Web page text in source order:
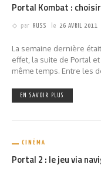
Portal Kombat :
par RUSS le 26 AVRIL 2011
La semaine dernière
effet, la suite de Portal
même temps. Entre les
EN SAVOIR PLUS
CINÉMA
Portal 2 : le jeu via